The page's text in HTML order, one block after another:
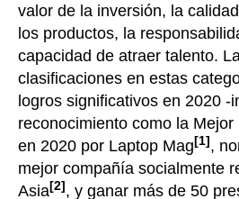
valor de la inversión, la
los productos, la
capacidad de atraer talento.
clasificaciones en estas
logros significativos en 2020 -
reconocimiento como la
en 2020 por Laptop Mag [1] ,
mejor compañía socialmente
Asia[2] , y ganar más de 50